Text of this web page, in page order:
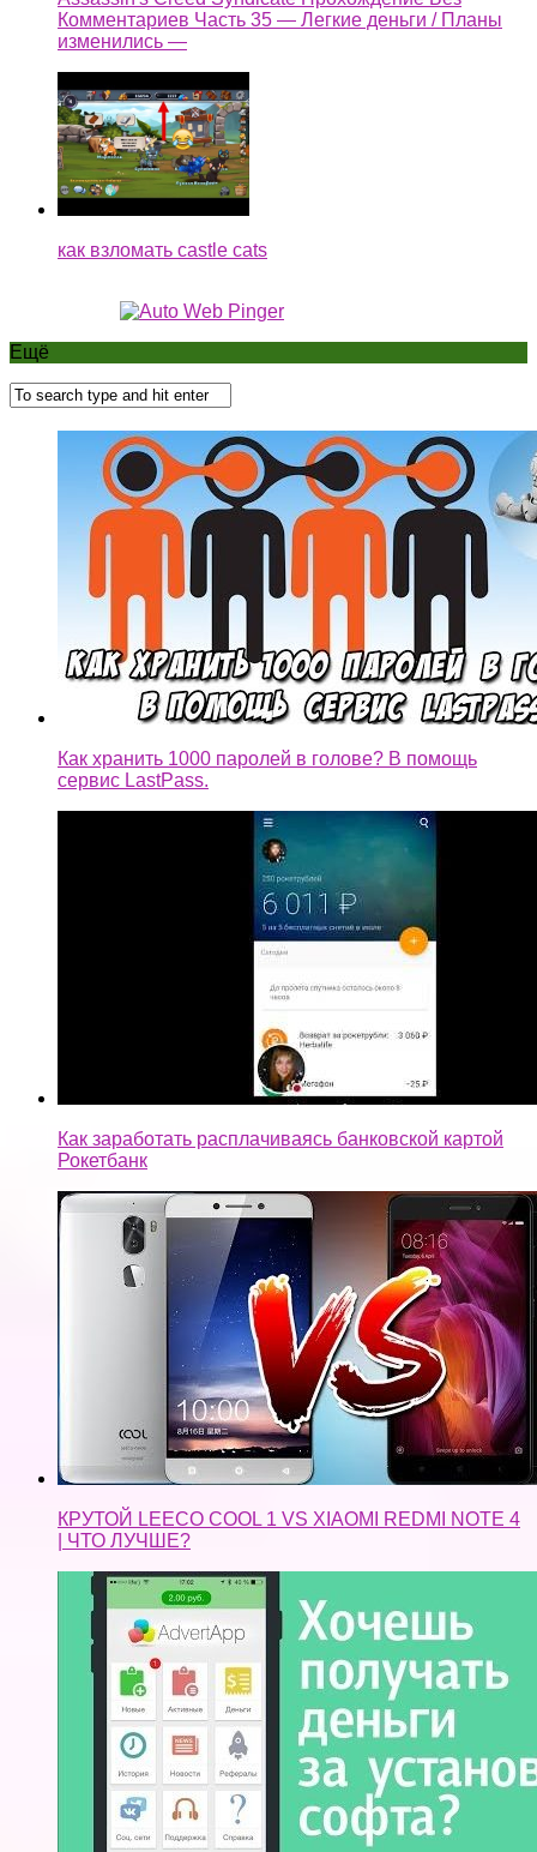
Комментариев Часть 35 — Легкие деньги / Планы
изменились —
как взломать castle cats
Ещё
Как хранить 1000 паролей в голове? В помощь
сервис LastPass.
Как заработать расплачиваясь банковской картой
Рокетбанк
КРУТОЙ LEECO COOL 1 VS XIAOMI REDMI NOTE 4
| ЧТО ЛУЧШЕ?